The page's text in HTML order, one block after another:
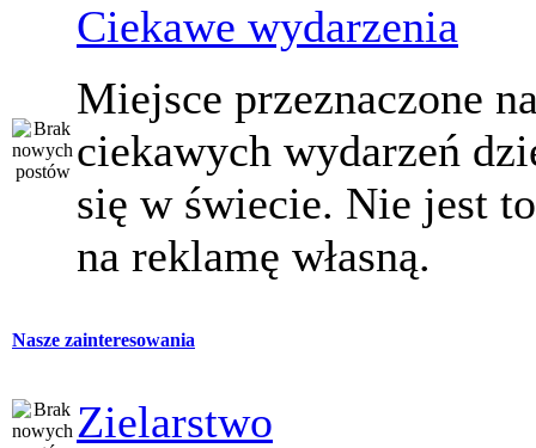
Ciekawe wydarzenia
Miejsce przeznaczone
ciekawych wydarzeń
się w świecie. Nie jest
na reklamę własną.
Nasze zainteresowania
Zielarstwo